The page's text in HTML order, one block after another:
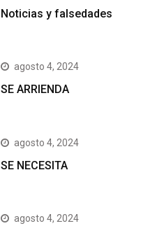
Noticias y falsedades
agosto 4, 2024
SE ARRIENDA
agosto 4, 2024
SE NECESITA
agosto 4, 2024